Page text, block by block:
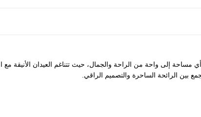
إلى واحة من الراحة والجمال، حيث تتناغم العيدان الأنيقة مع
بين الرائحة الساحرة والتصميم الراقي.